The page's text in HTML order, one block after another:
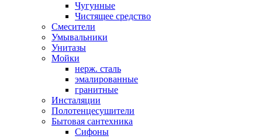
Чугунные
Чистящее средство
Смесители
Умывальники
Унитазы
Мойки
нерж. сталь
эмалированные
гранитные
Инсталяции
Полотенцесушители
Бытовая сантехника
Сифоны